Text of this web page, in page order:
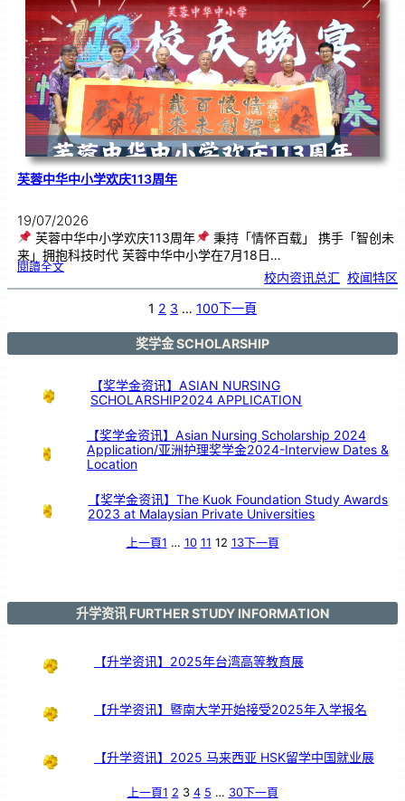
笔
雅
集
．
长
荣
丹
青
》
书
画
展
开
幕
芙蓉中华中小学欢庆113周年
19/07/2026
芙蓉中华中小学欢庆113周年
秉持「情怀百载」 携手「智创未
来」拥抱科技时代 芙蓉中华中小学在7月18日…
閱讀全文:芙
华
1
年
校内资讯总汇 校闻特区
1 2 3 … 100下一頁
奖学金 SCHOLARSHIP
【奖学金资讯】ASIAN NURSING
SCHOLARSHIP2024 APPLICATION
【奖学金资讯】Asian Nursing Scholarship 2024
Application/亚洲护理奖学金2024-Interview Dates &
Location
【奖学金资讯】The Kuok Foundation Study Awards
2023 at Malaysian Private Universities
上一頁1 … 10 11 12 13下一頁
升学资讯 FURTHER STUDY INFORMATION
【升学资讯】2025年台湾高等教育展
【升学资讯】暨南大学开始接受2025年入学报名
【升学资讯】2025 马来西亚 HSK留学中国就业展
上一頁1 2 3 4 5 … 30下一頁